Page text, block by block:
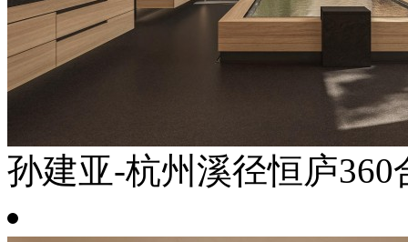
孙建亚-杭州溪径恒庐360